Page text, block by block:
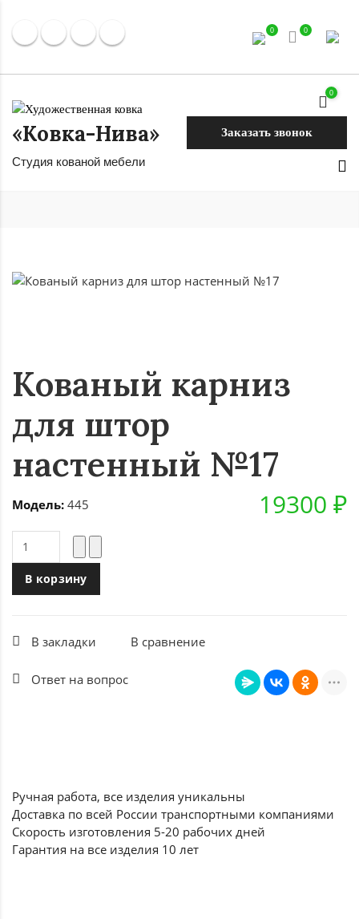
0 0
«Ковка-Нива»
Студия кованой мебели
0
Заказать звонок
Кованый карниз
для штор
настенный №17
19300 ₽
Модель: 445
В корзину
В закладки В сравнение
Ответ на вопрос
Ручная работа, все изделия уникальны
Доставка по всей России транспортными компаниями
Скорость изготовления 5-20 рабочих дней
Гарантия на все изделия 10 лет